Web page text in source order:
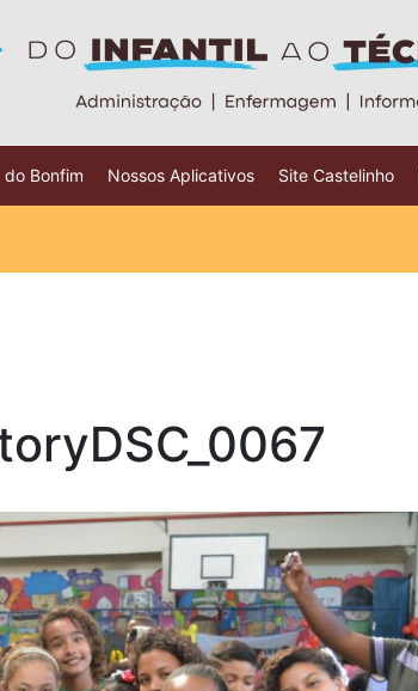
do Bonfim Nossos Aplicativos Site Castelinho